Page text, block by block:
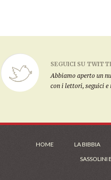
SEGUICI SU
Abbiamo aperto un
con i lettori, seguici
HOME LA BIBBIA
SASSOLINI